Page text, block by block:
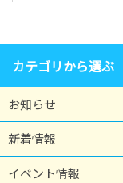
カテゴリから選ぶ
お知らせ
新着情報
イベント情報